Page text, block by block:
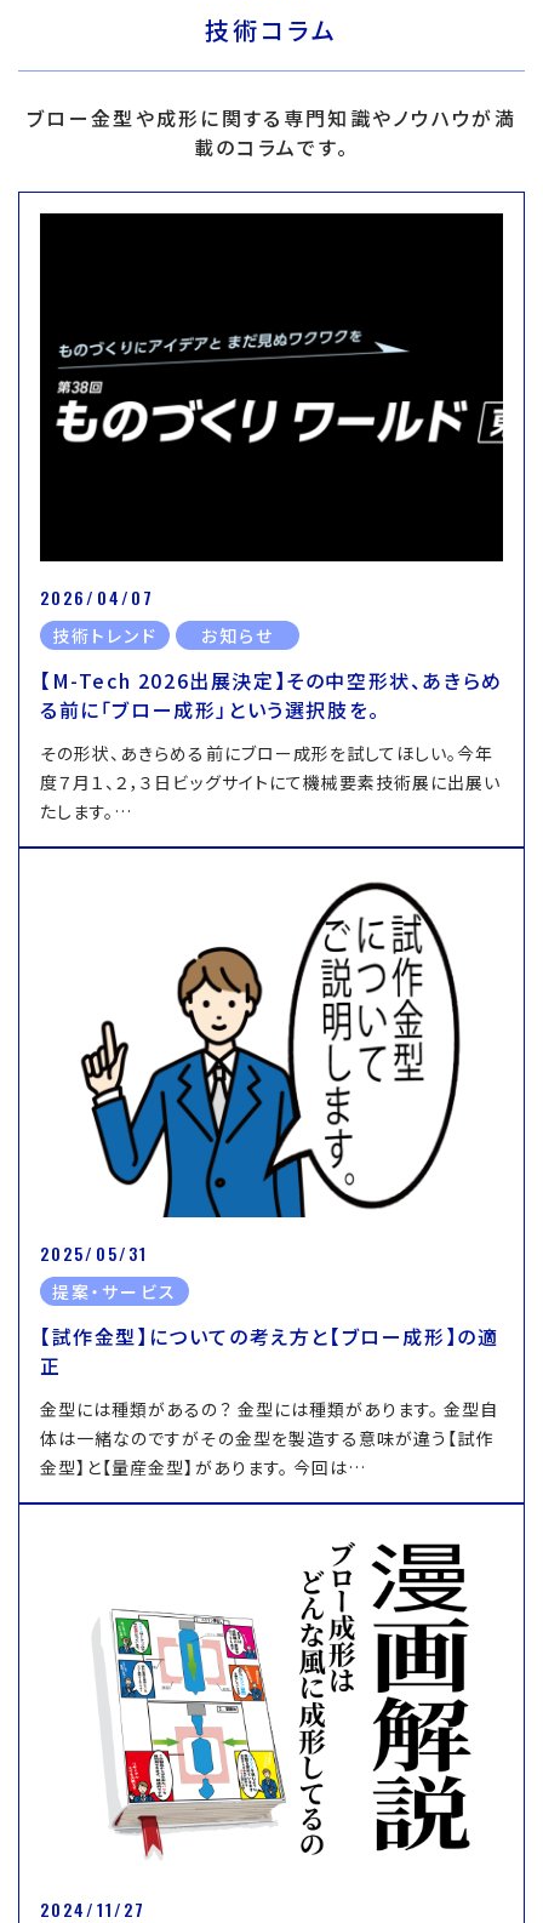
技術コラム
ブロー金型や成形に関する専門知識やノウハウが満
載のコラムです。
2026/04/07
技術トレンド お知らせ
【M-Tech 2026出展決定】その中空形状、あきらめ
る前に「ブロー成形」という選択肢を。
その形状、あきらめる前にブロー成形を試してほしい。今年
度７月１、２，３日ビッグサイトにて機械要素技術展に出展い
たします。…
2025/05/31
提案・サービス
【試作金型】についての考え方と【ブロー成形】の適
正
金型には種類があるの？ 金型には種類があります。 金型自
体は一緒なのですがその金型を製造する意味が違う【試作
金型】と【量産金型】があります。 今回は…
2024/11/27